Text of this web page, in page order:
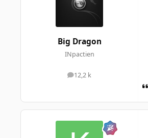
Big Dragon
INpactien
12,2 k
messages